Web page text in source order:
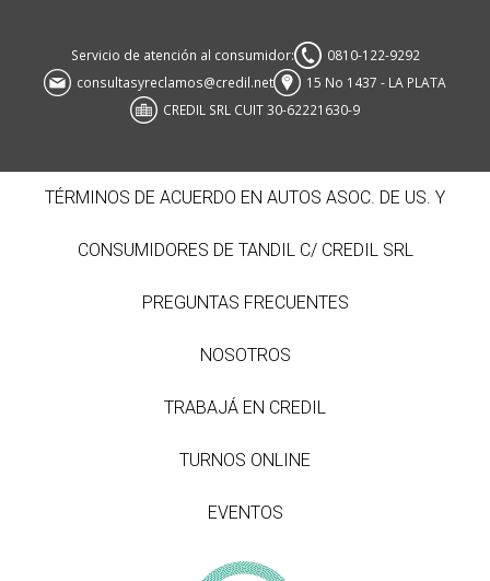
Servicio de atención al consumidor:
0810-122-9292
consultasyreclamos@credil.net
15 No 1437 - LA PLATA
CREDIL SRL CUIT 30-62221630-9
TÉRMINOS DE ACUERDO EN AUTOS ASOC. DE US. Y
CONSUMIDORES DE TANDIL C/ CREDIL SRL
PREGUNTAS FRECUENTES
NOSOTROS
TRABAJÁ EN CREDIL
TURNOS ONLINE
EVENTOS